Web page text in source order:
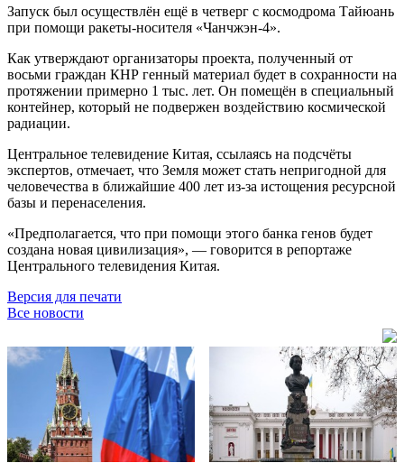
Запуск был осуществлён ещё в четверг с космодрома Тайюань
при помощи ракеты-носителя «Чанчжэн-4».
Как утверждают организаторы проекта, полученный от
восьми граждан КНР генный материал будет в сохранности на
протяжении примерно 1 тыс. лет. Он помещён в специальный
контейнер, который не подвержен воздействию космической
радиации.
Центральное телевидение Китая, ссылаясь на подсчёты
экспертов, отмечает, что Земля может стать непригодной для
человечества в ближайшие 400 лет из-за истощения ресурсной
базы и перенаселения.
«Предполагается, что при помощи этого банка генов будет
создана новая цивилизация», — говорится в репортаже
Центрального телевидения Китая.
Версия для печати
Все новости